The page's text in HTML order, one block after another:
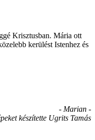
Krisztusban. Mária ott
kerülést Istenhez és
- Marian -
készítette Ugrits Tamás